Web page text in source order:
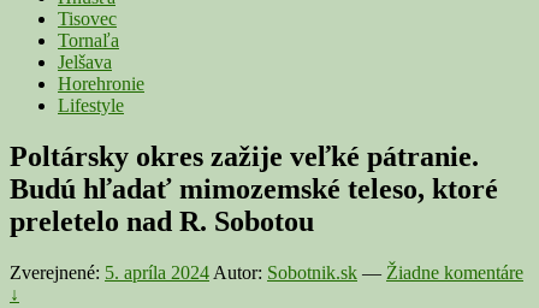
Tisovec
Tornaľa
Jelšava
Horehronie
Lifestyle
Poltársky okres zažije veľké pátranie.
Budú hľadať mimozemské teleso, ktoré
preletelo nad R. Sobotou
Zverejnené: 5. apríla 2024 Autor: Sobotnik.sk — Žiadne komentáre
↓